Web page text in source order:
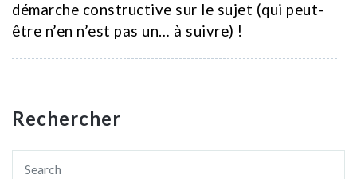
démarche constructive sur le sujet (qui peut-
être n’en n’est pas un… à suivre) !
Rechercher